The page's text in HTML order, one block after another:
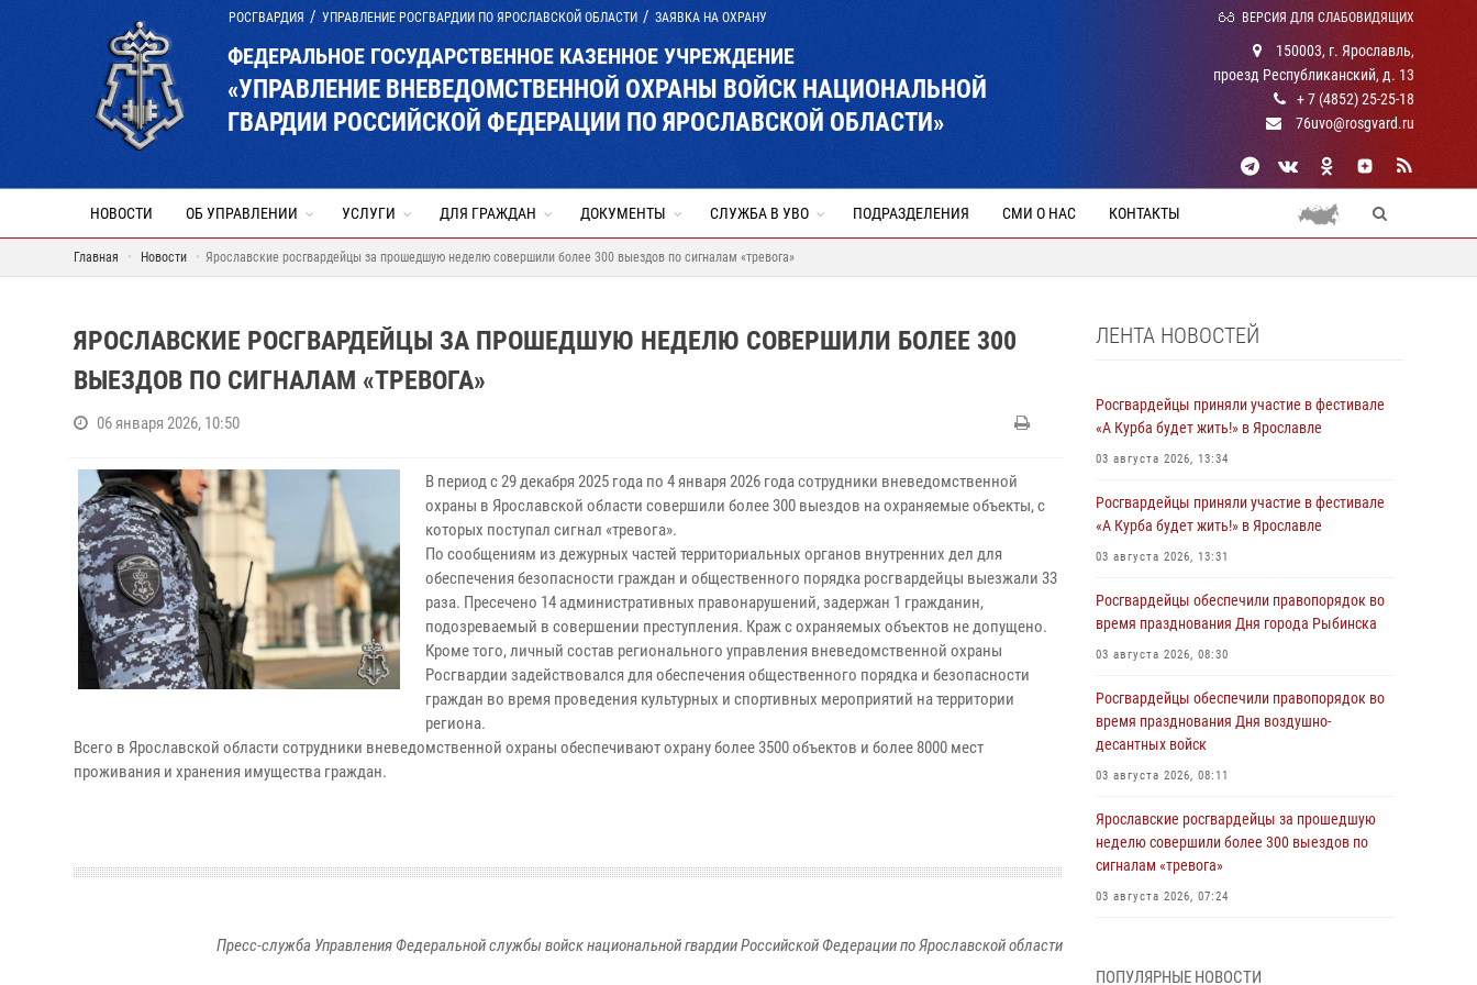
РОСГВАРДИЯ УПРАВЛЕНИЕ РОСГВАРДИИ ПО ЯРОСЛАВСКОЙ ОБЛАСТИ ЗАЯВКА НА ОХРАНУ ВЕРСИЯ ДЛЯ СЛАБОВИДЯЩИХ
ФЕДЕРАЛЬНОЕ ГОСУДАРСТВЕННОЕ КАЗЕННОЕ УЧРЕЖДЕНИЕ
«УПРАВЛЕНИЕ ВНЕВЕДОМСТВЕННОЙ ОХРАНЫ ВОЙСК НАЦИОНАЛЬНОЙ
ГВАРДИИ РОССИЙСКОЙ ФЕДЕРАЦИИ ПО ЯРОСЛАВСКОЙ ОБЛАСТИ»
150003, г. Ярославль,
проезд Республиканский, д. 13
+ 7 (4852) 25-25-18
76uvo@rosgvard.ru
НОВОСТИ ОБ УПРАВЛЕНИИ УСЛУГИ ДЛЯ ГРАЖДАН ДОКУМЕНТЫ СЛУЖБА В УВО ПОДРАЗДЕЛЕНИЯ СМИ О НАС КОНТАКТЫ
Главная Новости Ярославские росгвардейцы за прошедшую неделю совершили более 300 выездов по сигналам «тревога»
ЯРОСЛАВСКИЕ РОСГВАРДЕЙЦЫ ЗА ПРОШЕДШУЮ НЕДЕЛЮ СОВЕРШИЛИ БОЛЕЕ 300
ВЫЕЗДОВ ПО СИГНАЛАМ «ТРЕВОГА»
06 января 2026, 10:50
В период с 29 декабря 2025 года по 4 января 2026 года сотрудники вневедомственной
охраны в Ярославской области совершили более 300 выездов на охраняемые объекты, с
которых поступал сигнал «тревога».
По сообщениям из дежурных частей территориальных органов внутренних дел для
обеспечения безопасности граждан и общественного порядка росгвардейцы выезжали 33
раза. Пресечено 14 административных правонарушений, задержан 1 гражданин,
подозреваемый в совершении преступления. Краж с охраняемых объектов не допущено.
Кроме того, личный состав регионального управления вневедомственной охраны
Росгвардии задействовался для обеспечения общественного порядка и безопасности
граждан во время проведения культурных и спортивных мероприятий на территории
региона.
Всего в Ярославской области сотрудники вневедомственной охраны обеспечивают охрану более 3500 объектов и более 8000 мест
проживания и хранения имущества граждан.
Пресс-служба Управления Федеральной службы войск национальной гвардии Российской Федерации по Ярославской области
ЛЕНТА НОВОСТЕЙ
Росгвардейцы приняли участие в фестивале
«А Курба будет жить!» в Ярославле
03 августа 2026, 13:34
Росгвардейцы приняли участие в фестивале
«А Курба будет жить!» в Ярославле
03 августа 2026, 13:31
Росгвардейцы обеспечили правопорядок во
время празднования Дня города Рыбинска
03 августа 2026, 08:30
Росгвардейцы обеспечили правопорядок во
время празднования Дня воздушно-
десантных войск
03 августа 2026, 08:11
Ярославские росгвардейцы за прошедшую
неделю совершили более 300 выездов по
сигналам «тревога»
03 августа 2026, 07:24
ПОПУЛЯРНЫЕ НОВОСТИ